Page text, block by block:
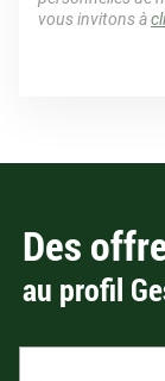
vous invitons à
Des
au profil